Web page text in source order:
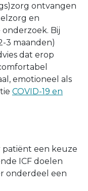
ontvangen
en
Bij
3 maanden)
dat erop
emotioneel als
COVID-19 en
een keuze
ICF doelen
onderdeel een